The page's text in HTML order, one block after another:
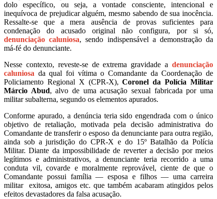
dolo específico, ou seja, a vontade consciente, intencional e
inequívoca de prejudicar alguém, mesmo sabendo de sua inocência.
Ressalte-se que a mera ausência de provas suficientes para
condenação do acusado original não configura, por si só,
denunciação caluniosa, sendo indispensável a demonstração da
má-fé do denunciante.
Nesse contexto, reveste-se de extrema gravidade a denunciação
caluniosa da qual foi vítima o Comandante da Coordenação de
Policiamento Regional X (CPR-X),Coronel da Polícia Militar
Márcio Abud, alvo de uma acusação sexual fabricada por uma
militar subalterna, segundo os elementos apurados.
Conforme apurado, a denúncia teria sido engendrada com o único
objetivo de retaliação, motivada pela decisão administrativa do
Comandante de transferir o esposo da denunciante para outra região,
ainda sob a jurisdição do CPR-X e do 15º Batalhão da Polícia
Militar. Diante da impossibilidade de reverter a decisão por meios
legítimos e administrativos, a denunciante teria recorrido a uma
conduta vil, covarde e moralmente reprovável, ciente de que o
Comandante possui família — esposa e filhos — uma carreira
militar exitosa, amigos etc. que também acabaram atingidos pelos
efeitos devastadores da falsa acusação.